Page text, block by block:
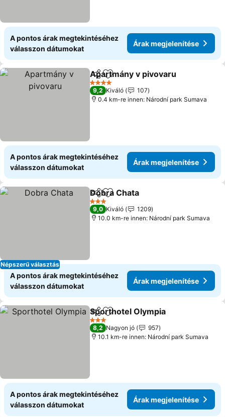
A pontos árak megtekintéséhez
válasszon dátumokat
Árak megjelenítése
Megosztás
Hozzáadás a kedvencekhez
Apartmány v pivovaru
4 Kategória
9,2 Kiváló
107
0.4 km-re innen: Národní park Sumava
A pontos árak megtekintéséhez
válasszon dátumokat
Árak megjelenítése
Népszerű választás
Megosztás
Hozzáadás a kedvencekhez
Dobra Chata
3 Kategória
9,0 Kiváló
1209
10.0 km-re innen: Národní park Sumava
A pontos árak megtekintéséhez
válasszon dátumokat
Árak megjelenítése
Megosztás
Hozzáadás a kedvencekhez
Sporthotel Olympia
3 Kategória
8,2 Nagyon jó
957
10.1 km-re innen: Národní park Sumava
A pontos árak megtekintéséhez
válasszon dátumokat
Árak megjelenítése